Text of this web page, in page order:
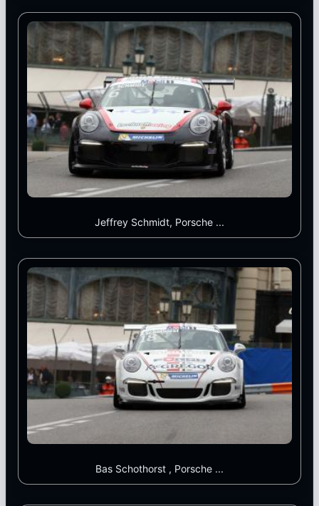
Jeffrey Schmidt, Porsche ...
Bas Schothorst , Porsche ...